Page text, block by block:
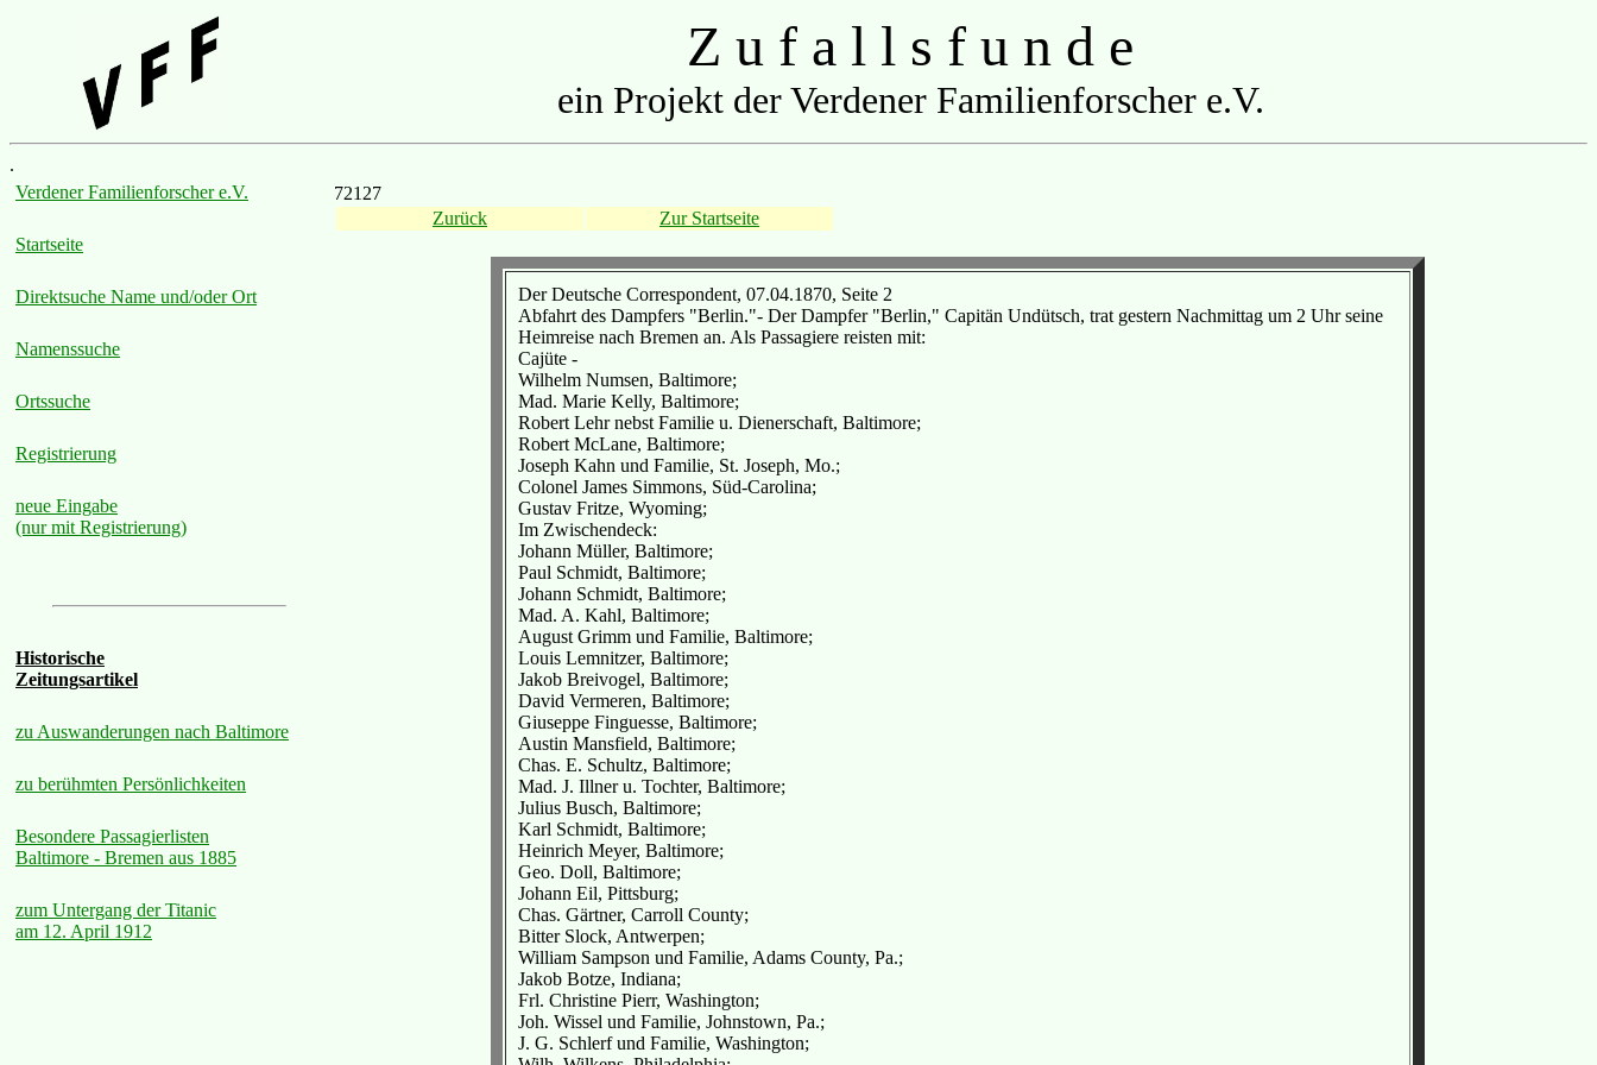
Z u f a l l s f u n d e
ein Projekt der Verdener Familienforscher e.V.
.
Verdener Familienforscher e.V.
Startseite
Direktsuche Name und/oder Ort
Namenssuche
Ortssuche
Registrierung
neue Eingabe
(nur mit Registrierung)
Historische
Zeitungsartikel
zu Auswanderungen nach Baltimore
zu berühmten Persönlichkeiten
Besondere Passagierlisten
Baltimore - Bremen aus 1885
zum Untergang der Titanic
am 12. April 1912
72127
Zurück
Zur Startseite
Der Deutsche Correspondent, 07.04.1870, Seite 2
Abfahrt des Dampfers "Berlin."- Der Dampfer "Berlin," Capitän Undütsch, trat gestern Nachmittag um 2 Uhr seine
Heimreise nach Bremen an. Als Passagiere reisten mit:
Cajüte -
Wilhelm Numsen, Baltimore;
Mad. Marie Kelly, Baltimore;
Robert Lehr nebst Familie u. Dienerschaft, Baltimore;
Robert McLane, Baltimore;
Joseph Kahn und Familie, St. Joseph, Mo.;
Colonel James Simmons, Süd-Carolina;
Gustav Fritze, Wyoming;
Im Zwischendeck:
Johann Müller, Baltimore;
Paul Schmidt, Baltimore;
Johann Schmidt, Baltimore;
Mad. A. Kahl, Baltimore;
August Grimm und Familie, Baltimore;
Louis Lemnitzer, Baltimore;
Jakob Breivogel, Baltimore;
David Vermeren, Baltimore;
Giuseppe Finguesse, Baltimore;
Austin Mansfield, Baltimore;
Chas. E. Schultz, Baltimore;
Mad. J. Illner u. Tochter, Baltimore;
Julius Busch, Baltimore;
Karl Schmidt, Baltimore;
Heinrich Meyer, Baltimore;
Geo. Doll, Baltimore;
Johann Eil, Pittsburg;
Chas. Gärtner, Carroll County;
Bitter Slock, Antwerpen;
William Sampson und Familie, Adams County, Pa.;
Jakob Botze, Indiana;
Frl. Christine Pierr, Washington;
Joh. Wissel und Familie, Johnstown, Pa.;
J. G. Schlerf und Familie, Washington;